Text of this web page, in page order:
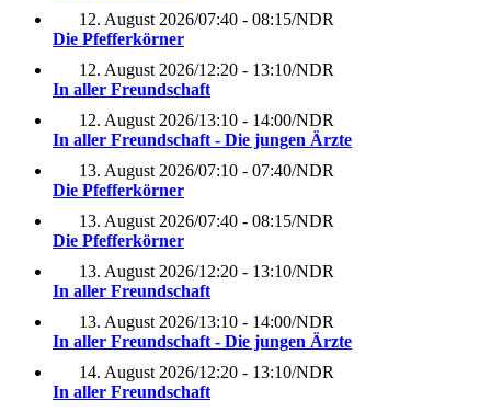
12. August 2026/07:40 - 08:15/NDR
Die Pfefferkörner
12. August 2026/12:20 - 13:10/NDR
In aller Freundschaft
12. August 2026/13:10 - 14:00/NDR
In aller Freundschaft - Die jungen Ärzte
13. August 2026/07:10 - 07:40/NDR
Die Pfefferkörner
13. August 2026/07:40 - 08:15/NDR
Die Pfefferkörner
13. August 2026/12:20 - 13:10/NDR
In aller Freundschaft
13. August 2026/13:10 - 14:00/NDR
In aller Freundschaft - Die jungen Ärzte
14. August 2026/12:20 - 13:10/NDR
In aller Freundschaft